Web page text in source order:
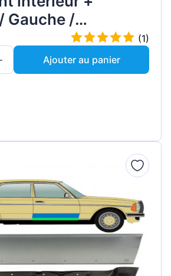
Gauche /
(1)
Ajouter au panier